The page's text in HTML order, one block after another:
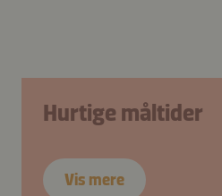
Hurtige måltider
Vis mere